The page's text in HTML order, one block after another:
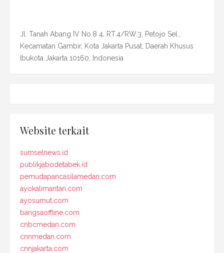
Jl. Tanah Abang IV No.8 4, RT.4/RW.3, Petojo Sel.,
Kecamatan Gambir, Kota Jakarta Pusat, Daerah Khusus
Ibukota Jakarta 10160, Indonesia
Website terkait
sumselnews.id
publikjabodetabek.id
pemudapancasilamedan.com
ayokalimantan.com
ayosumut.com
bangsaoffline.com
cnbcmedan.com
cnnmedan.com
cnnjakarta.com